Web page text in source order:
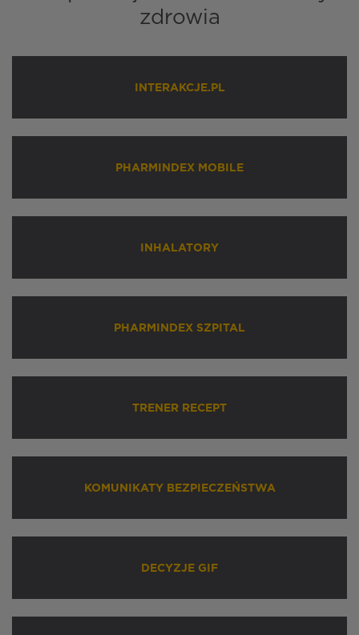
zdrowia
INTERAKCJE.PL
PHARMINDEX MOBILE
INHALATORY
PHARMINDEX SZPITAL
TRENER RECEPT
KOMUNIKATY BEZPIECZEŃSTWA
DECYZJE GIF